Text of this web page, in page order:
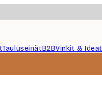
TauluseinätB2BVinkit & Ideat